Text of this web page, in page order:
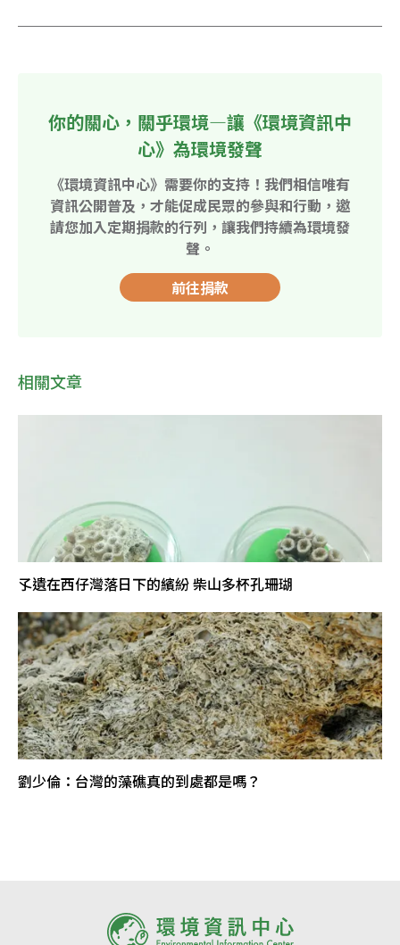
你的關心，關乎環境—讓《環境資訊中
心》為環境發聲
《環境資訊中心》需要你的支持！我們相信唯有
資訊公開普及，才能促成民眾的參與和行動，邀
請您加入定期捐款的行列，讓我們持續為環境發
聲。
前往捐款
相關文章
孓遺在西仔灣落日下的繽紛 柴山多杯孔珊瑚
劉少倫：台灣的藻礁真的到處都是嗎？